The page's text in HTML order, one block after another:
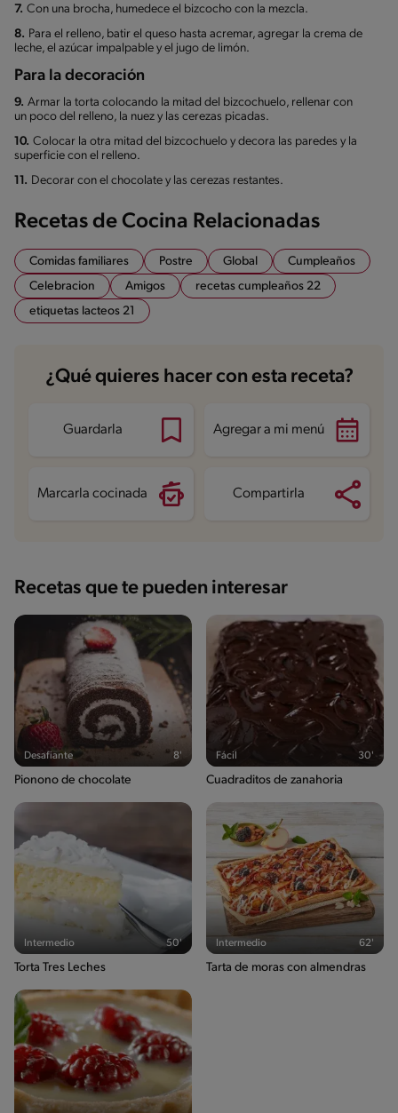
7. Con una brocha, humedece el bizcocho con la mezcla.
8. Para el relleno, batir el queso hasta acremar, agregar la crema de
leche, el azúcar impalpable y el jugo de limón.
Para la decoración
9. Armar la torta colocando la mitad del bizcochuelo, rellenar con
un poco del relleno, la nuez y las cerezas picadas.
10. Colocar la otra mitad del bizcochuelo y decora las paredes y la
superficie con el relleno.
11. Decorar con el chocolate y las cerezas restantes.
Recetas de Cocina Relacionadas
Comidas familiares Postre Global
Cumpleaños
Celebracion
Amigos
recetas cumpleaños 22
etiquetas lacteos 21
¿Qué quieres hacer con esta receta?
Guardarla Agregar a mi menú
Marcarla cocinada Compartirla
Recetas que te pueden interesar
Desafiante 8'
Pionono de chocolate
Fácil 30'
Cuadraditos de zanahoria
Intermedio 50'
Torta Tres Leches
Intermedio 62'
Tarta de moras con almendras